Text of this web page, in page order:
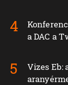
a DAC a
Vizes Eb: